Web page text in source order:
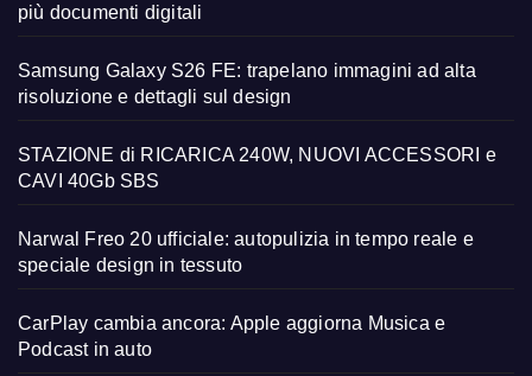
più documenti digitali
Samsung Galaxy S26 FE: trapelano immagini ad alta
risoluzione e dettagli sul design
STAZIONE di RICARICA 240W, NUOVI ACCESSORI e
CAVI 40Gb SBS
Narwal Freo 20 ufficiale: autopulizia in tempo reale e
speciale design in tessuto
CarPlay cambia ancora: Apple aggiorna Musica e
Podcast in auto